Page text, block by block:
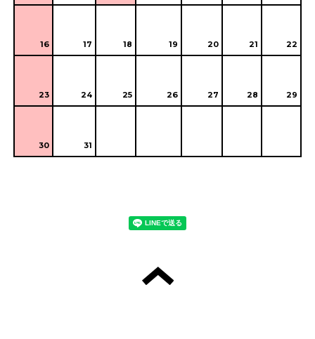
16 17 18 19 20 21 22
23 24 25 26 27 28 29
30 31